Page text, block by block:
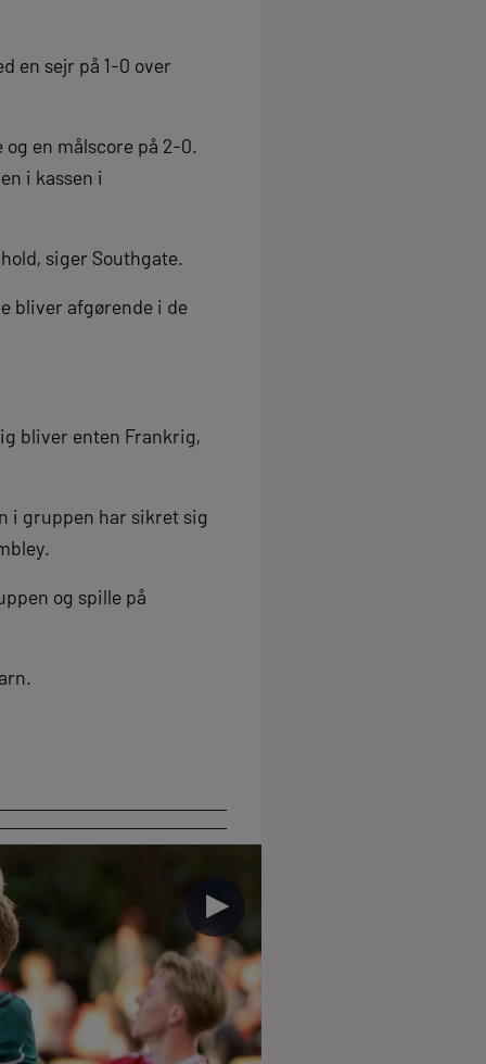
en sejr på 1-0 over
en målscore på 2-0.
i kassen i
siger Southgate.
bliver afgørende i de
bliver enten Frankrig,
i gruppen har sikret sig
og spille på
►